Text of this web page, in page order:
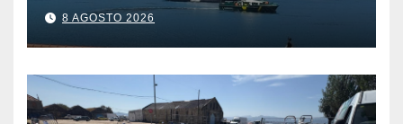
últimos episodios de
contaminación en Arneles
8 AGOSTO 2026